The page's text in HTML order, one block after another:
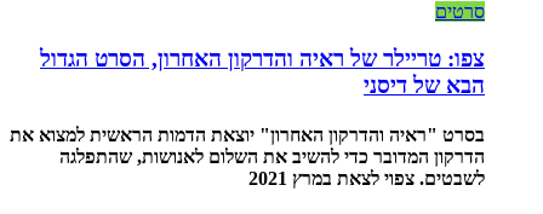
סרטים
צפו: טריילר של ראיה והדרקון האחרון, הסרט הגדול
הבא של דיסני
בסרט "ראיה והדרקון האחרון" יוצאת הדמות הראשית למצוא את
הדרקון המדובר כדי להשיב את השלום לאנושות, שהתפלגה
לשבטים. צפוי לצאת במרץ 2021